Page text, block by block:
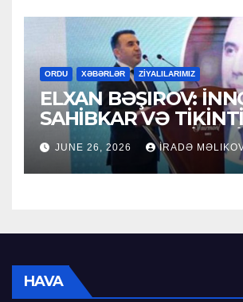
ORDU XƏBƏRLƏR ZİYALILARIMIZ
ELXAN BƏŞIROV:
SAHİBKAR VƏ
SEKTORUNUN LİDERİ
JUNE 26, 2026 İRADƏ
HAVA